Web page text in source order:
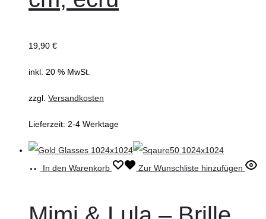
19,90 €
inkl. 20 % MwSt.
zzgl. Versandkosten
Lieferzeit: 2-4 Werktage
In den Warenkorb Zur Wunschliste hinzufügen